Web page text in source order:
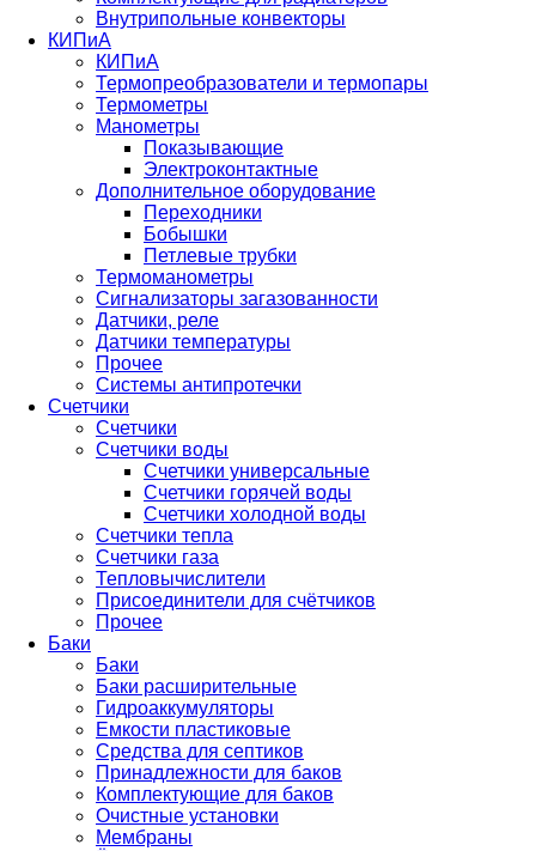
Внутрипольные конвекторы
КИПиА
КИПиА
Термопреобразователи и термопары
Термометры
Манометры
Показывающие
Электроконтактные
Дополнительное оборудование
Переходники
Бобышки
Петлевые трубки
Термоманометры
Сигнализаторы загазованности
Датчики, реле
Датчики температуры
Прочее
Системы антипротечки
Счетчики
Счетчики
Счетчики воды
Счетчики универсальные
Счетчики горячей воды
Счетчики холодной воды
Счетчики тепла
Счетчики газа
Тепловычислители
Присоединители для счётчиков
Прочее
Баки
Баки
Баки расширительные
Гидроаккумуляторы
Емкости пластиковые
Средства для септиков
Принадлежности для баков
Комплектующие для баков
Очистные установки
Мембраны